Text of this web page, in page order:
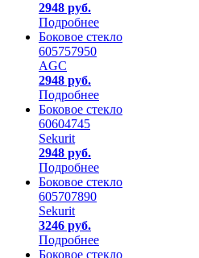
2948 руб.
Подробнее
Боковое стекло
605757950
AGC
2948 руб.
Подробнее
Боковое стекло
60604745
Sekurit
2948 руб.
Подробнее
Боковое стекло
605707890
Sekurit
3246 руб.
Подробнее
Боковое стекло